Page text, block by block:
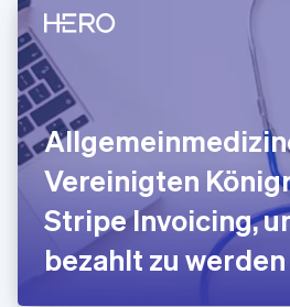
Vereinigten
Stripe Invoicing,
bezahlt zu werden
EnglishSvenska
Gibraltar
English
Griechenland
English
Indien
English
Irland
English